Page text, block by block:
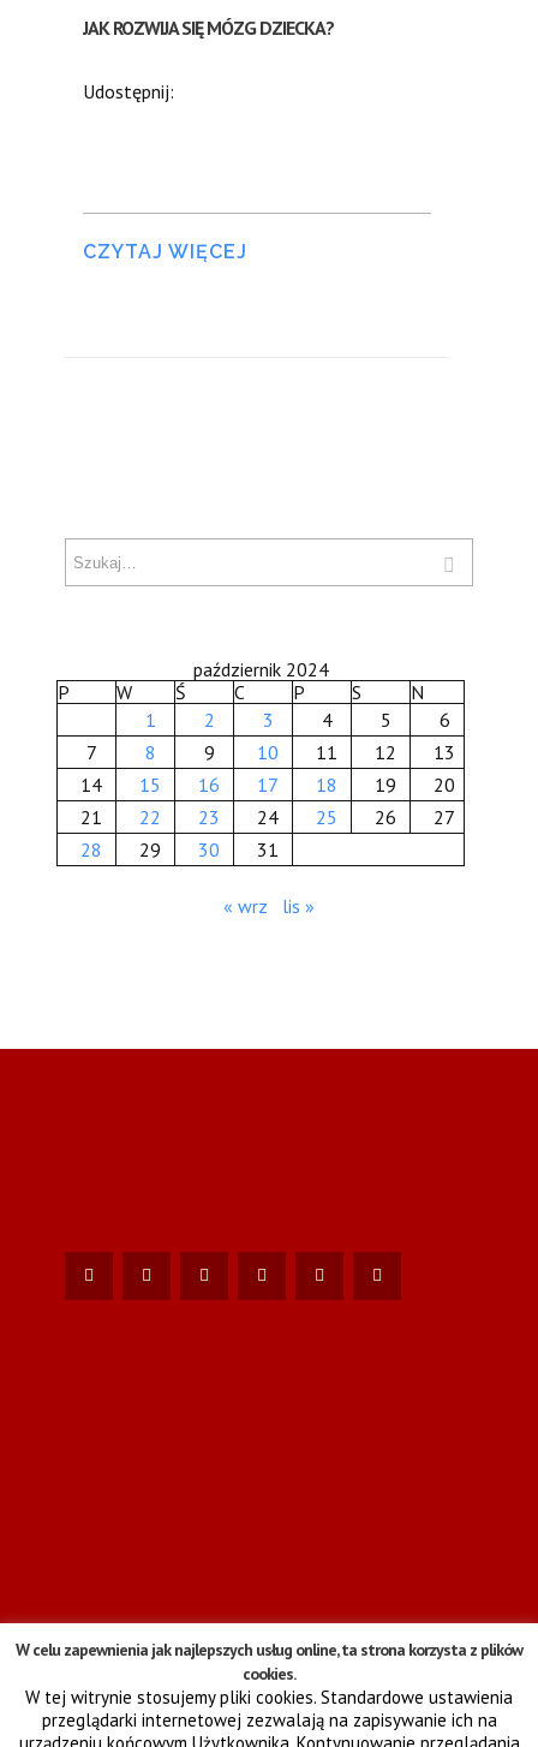
JAK ROZWIJA SIĘ MÓZG DZIECKA?
Udostępnij:
CZYTAJ WIĘCEJ
październik 2024
P
W Ś C P S
N
1
2 3 4 5
6
7
8 9 10 11 12
13
14
15 16 17 18 19
20
21
22 23 24 25 26
27
28
29 30 31
« wrz lis »
W celu zapewnienia jak najlepszych usług online, ta strona korzysta z plików
cookies.
W tej witrynie stosujemy pliki cookies. Standardowe ustawienia
przeglądarki internetowej zezwalają na zapisywanie ich na